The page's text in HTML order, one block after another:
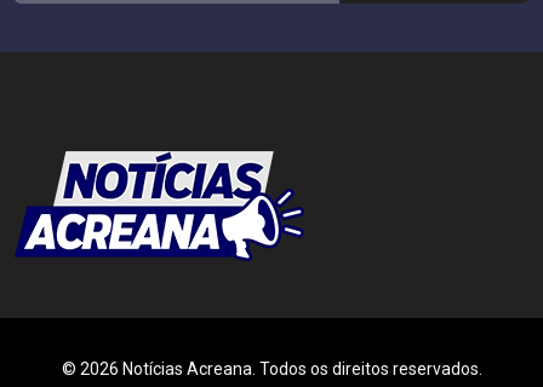
© 2026 Notícias Acreana. Todos os direitos reservados.